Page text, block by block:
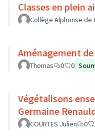
Classes en plein
Collège Alphonse de
Thomas 0 0
Végétalisons
Germaine
COURTES Julien 0